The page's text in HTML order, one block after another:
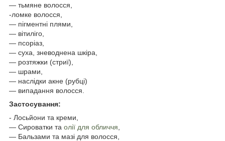
― тьмяне волосся,
-ломке волосся,
— пігментні плями,
― вітиліго,
— псоріаз,
― суха, зневоднена шкіра,
― розтяжки (стриї),
― шрами,
― наслідки акне (рубці)
― випадання волосся.
Застосування:
- Лосьйони та креми,
― Сироватки та олії для обличчя
― Бальзами та мазі для волосся,